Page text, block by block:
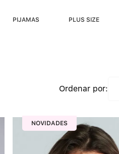
PIJAMAS PLUS SIZE
NOVIDADES
5º